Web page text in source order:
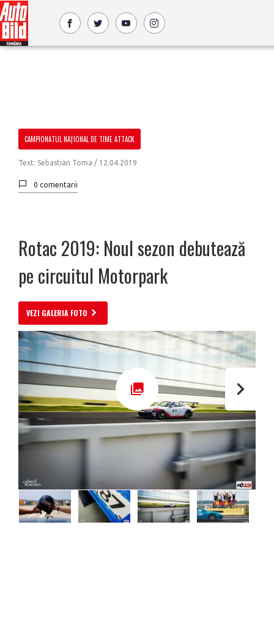
CAMPIONATUL NAȚIONAL DE TIME ATTACK
Text: Sebastian Toma / 12.04.2019
0 comentarii
Rotac 2019: Noul sezon debutează
pe circuitul Motorpark
VEZI GALERIA FOTO